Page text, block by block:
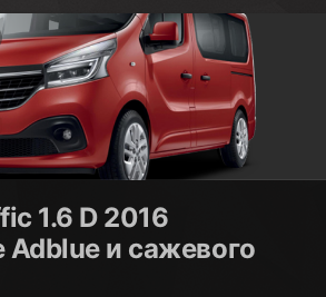
1.6 D 2016
Adblue и сажевого